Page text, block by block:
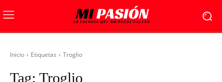
Inicio Etiquetas Troglio
Tag: Troglio